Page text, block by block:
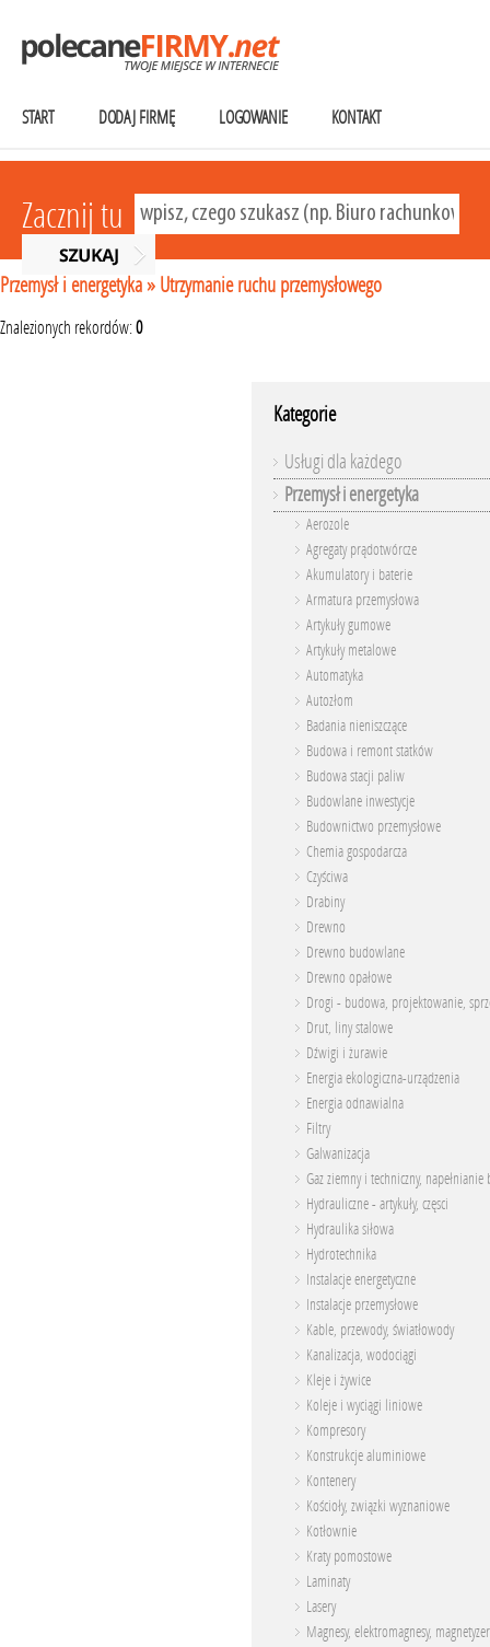
START DODAJ FIRMĘ LOGOWANIE KONTAKT
Zacznij tu
Przemysł i energetyka» Utrzymanie ruchu przemysłowego
Znalezionych rekordów:0
Kategorie
Usługi dla każdego
Przemysł i energetyka
Aerozole
Agregaty prądotwórcze
Akumulatory i baterie
Armatura przemysłowa
Artykuły gumowe
Artykuły metalowe
Automatyka
Autozłom
Badania nieniszczące
Budowa i remont statków
Budowa stacji paliw
Budowlane inwestycje
Budownictwo przemysłowe
Chemia gospodarcza
Czyściwa
Drabiny
Drewno
Drewno budowlane
Drewno opałowe
Drogi - budowa, projektowanie,
Drut, liny stalowe
Dźwigi i żurawie
Energia ekologiczna-urządzenia
Energia odnawialna
Filtry
Galwanizacja
Gaz ziemny i techniczny,
Hydrauliczne - artykuły, częsci
Hydraulika siłowa
Hydrotechnika
Instalacje energetyczne
Instalacje przemysłowe
Kable, przewody, światłowody
Kanalizacja, wodociągi
Kleje i żywice
Koleje i wyciągi liniowe
Kompresory
Konstrukcje aluminiowe
Kontenery
Kościoły, związki wyznaniowe
Kotłownie
Kraty pomostowe
Laminaty
Lasery
Magnesy, elektromagnesy,